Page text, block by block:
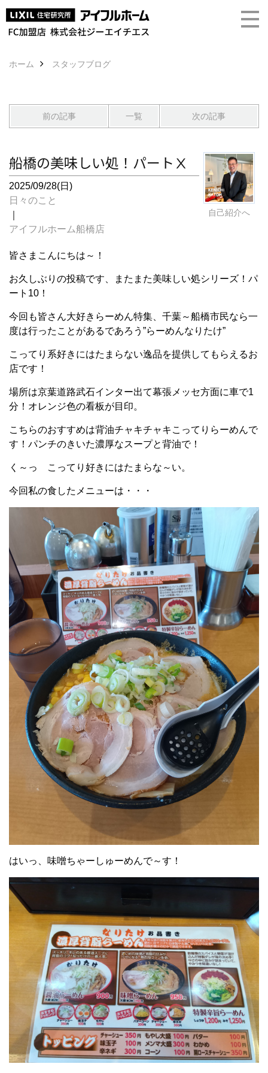
ホーム スタッフブログ
前の記事 一覧 次の記事
自己紹介へ
船橋の美味しい処！パートⅩ
2025/09/28(日)
日々のこと
アイフルホーム船橋店
皆さまこんにちは～！
お久しぶりの投稿です、またまた美味しい処シリーズ！パ
ート10！
今回も皆さん大好きらーめん特集、千葉～船橋市民なら一
度は行ったことがあるであろう”らーめんなりたけ”
こってり系好きにはたまらない逸品を提供してもらえるお
店です！
場所は京葉道路武石インター出て幕張メッセ方面に車で1
分！オレンジ色の看板が目印。
こちらのおすすめは背油チャキチャキこってりらーめんで
す！パンチのきいた濃厚なスープと背油で！
く～っ こってり好きにはたまらな～い。
今回私の食したメニューは・・・
はいっ、味噌ちゃーしゅーめんで～す！